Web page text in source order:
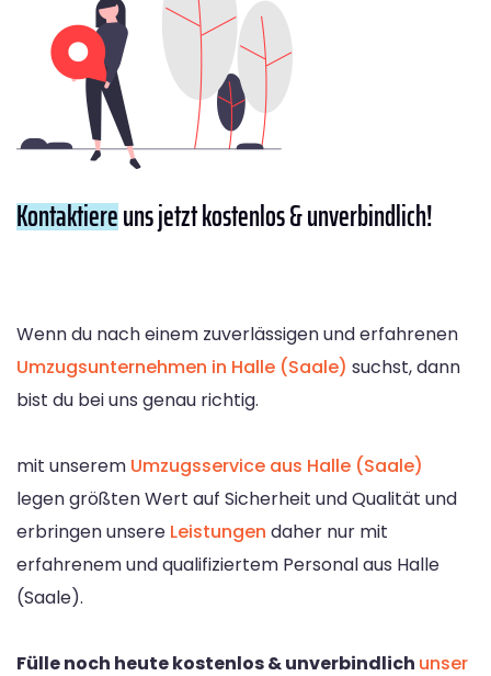
Kontaktiereuns jetzt kostenlos & unverbindlich!
Wenn du nach einem zuverlässigen und erfahrenen
Umzugsunternehmen in Halle (Saale) suchst, dann
bist du bei uns genau richtig.
mit unserem Umzugsservice aus Halle (Saale)
legen größten Wert auf Sicherheit und Qualität und
erbringen unsere Leistungen daher nur mit
erfahrenem und qualifiziertem Personal aus Halle
(Saale).
Fülle noch heute kostenlos & unverbindlich unser